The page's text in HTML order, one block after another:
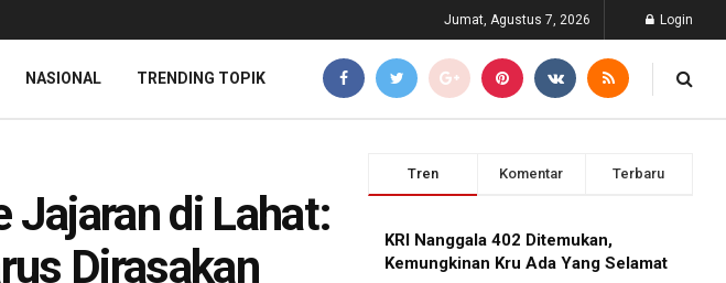
Jumat, Agustus 7, 2026 Login
NASIONAL TRENDING TOPIK
Jajaran di Lahat:
Dirasakan
Tren Komentar Terbaru
KRI Nanggala 402 Ditemukan,
Kemungkinan Kru Ada Yang Selamat